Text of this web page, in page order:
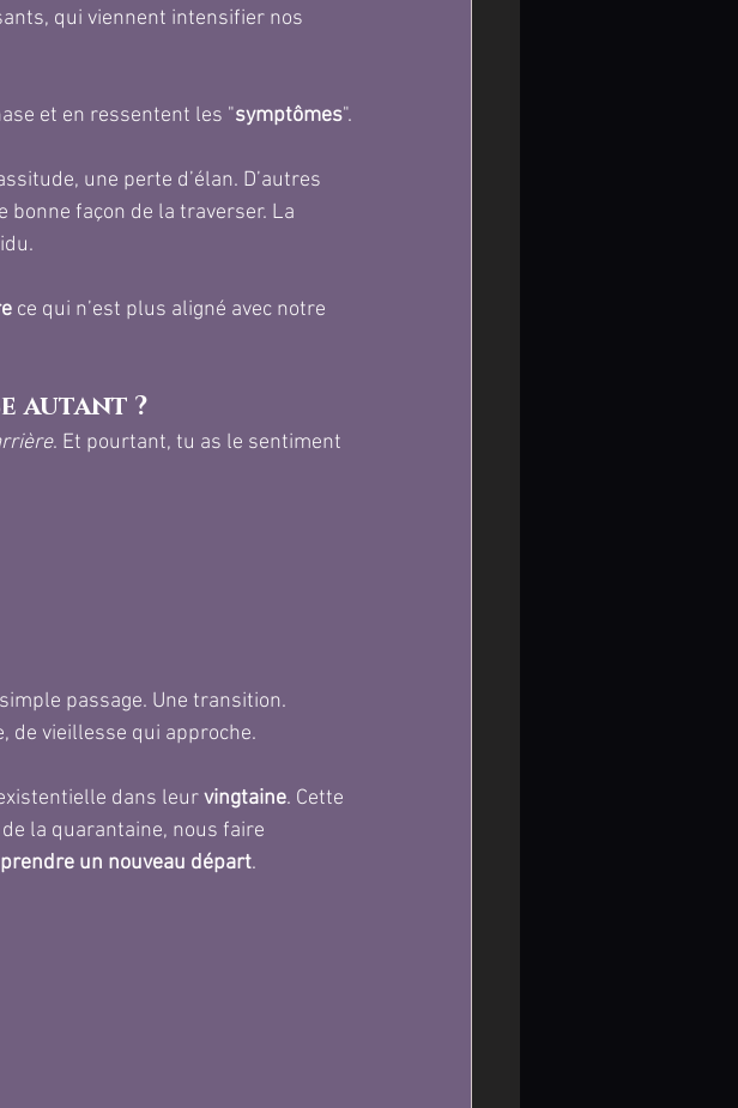
qui viennent intensifier nos
et en ressentent les "symptômes".
une perte d’élan. D’autres
bonne façon de la traverser. La
ce qui n’est plus aligné avec notre
autant ?
. Et pourtant, tu as le sentiment
passage. Une transition.
de vieillesse qui approche.
dans leur vingtaine. Cette
la quarantaine, nous faire
un nouveau départ.